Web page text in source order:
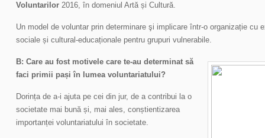
Voluntarilor 2016, în domeniul Artă și Cultură.
Un model de voluntar prin determinare şi implicare într-o organizație cu
sociale și cultural-educaționale pentru grupuri vulnerabile.
B: Care au fost motivele care te-au determinat să
faci primii pași în lumea voluntariatului?
Dorința de a-i ajuta pe cei din jur, de a contribui la o
societate mai bună și, mai ales, conștientizarea
importanței voluntariatului în societate.